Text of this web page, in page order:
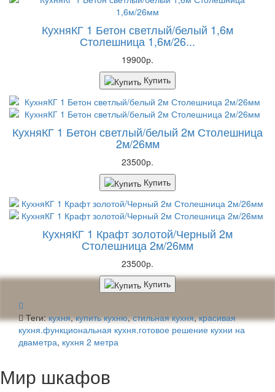
КухняКГ 1 Бетон светлый/белый 1,6м
Столешница 1,6м/26...
19900р.
Купить
КухняКГ 1 Бетон светлый/белый 2м Столешница
2м/26мм
23500р.
Купить
КухняКГ 1 Крафт золотой/Черный 2м
Столешница 2м/26мм
23500р.
Купить
Теги:кухня,купить кухню,стильная кухня,красивая
кухня.функциональная кухня.готовое решение кухни на
дваметра, кухня 2 метра
Мир шкафов